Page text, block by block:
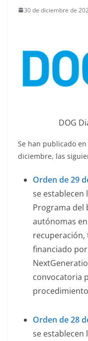
30 de diciembre de
DOG
Se han publicado en
diciembre, las
Orden de 29
se establecen
Programa del
autónomas
recuperación,
financiado
convocatoria
procedimiento
Orden de 28
se establecen